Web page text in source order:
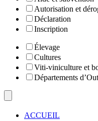
Autorisation et
Déclaration
Inscription
Élevage
Cultures
Viti-viniculture et
Départements
ACCUEIL